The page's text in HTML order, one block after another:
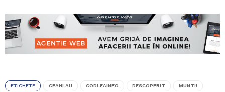
ETICHETE CEAHLAU CODLEAINFO DESCOPERIT MUNTII